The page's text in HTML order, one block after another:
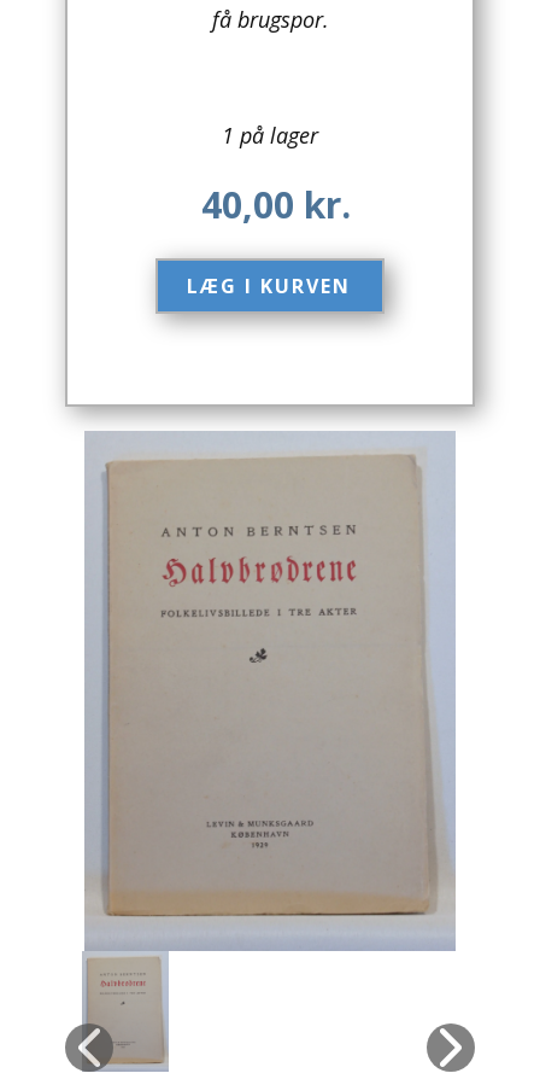
Børnebøger
Bryggerier
Computer / IT
Drikkevare / Øl / Vin
Erhverv
Europa
Fantasy / Sciencefiction
Hobby
Hus / Have
få brugspor.
1 på lager
40,00 kr.
LÆG I KURVEN​